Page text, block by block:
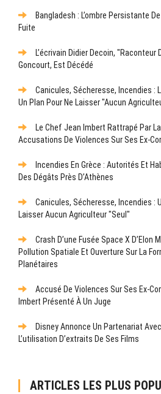
Bangladesh : L’ombre Persistante
Fuite
L’écrivain Didier Decoin, "raconteur
Goncourt, Est Décédé
Canicules, Sécheresse, Incendies :
Un Plan Pour Ne Laisser "aucun
Le Chef Jean Imbert Rattrapé Par
Accusations De Violences Sur Ses Ex-
Incendies En Grèce : Autorités Et
Des Dégâts Près D’Athènes
Canicules, Sécheresse, Incendies :
Laisser Aucun Agriculteur "seul"
Crash D’une Fusée Space X D’Elon
Pollution Spatiale Et Ouverture Sur La
Planétaires
Accusé De Violences Sur Ses Ex-
Imbert Présenté À Un Juge
Disney Annonce Un Partenariat
L’utilisation D’extraits De Ses Films
ARTICLES LES PLUS